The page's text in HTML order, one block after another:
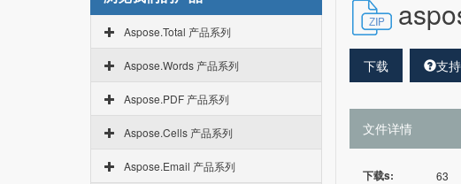
Aspose.Total 产品系列
Aspose.Words 产品系列
Aspose.PDF 产品系列
Aspose.Cells 产品系列
Aspose.Email 产品系列
下载 支
文件详情
下载s: 63